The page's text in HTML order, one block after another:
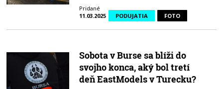
Pridané
11.03.2025
PODUJATIA FOTO
Sobota v Burse sa blíži do
svojho konca, aký bol tretí
deň EastModels v Turecku?